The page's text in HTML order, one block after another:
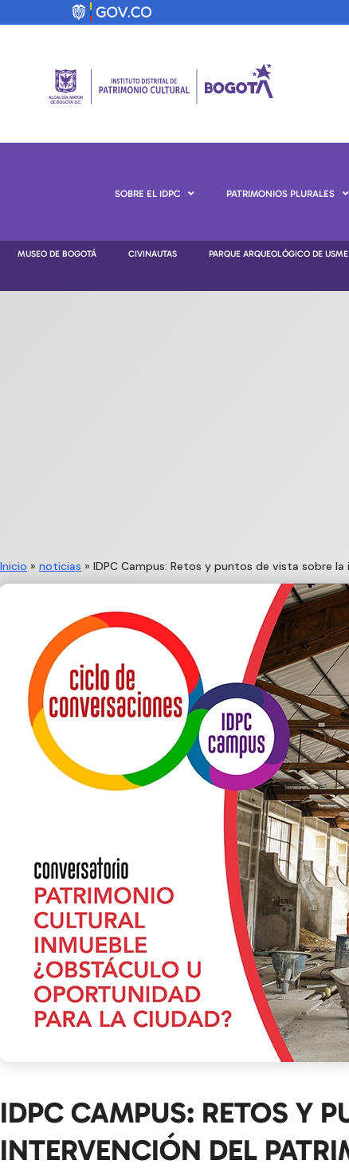
SOBRE EL IDPC PATRIMONIOS PLURALES
MUSEO DE BOGOTÁ CIVINAUTAS PARQUE ARQUEOLÓGICO DE USME
Inicio » noticias » IDPC Campus: Retos y puntos de vista sobre
IDPC CAMPUS: RETOS Y
INTERVENCIÓN DEL